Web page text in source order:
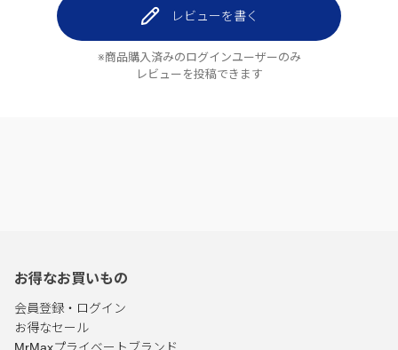
レビューを書く
※商品購入済みのログインユーザーのみ
レビューを投稿できます
お得なお買いもの
会員登録・ログイン
お得なセール